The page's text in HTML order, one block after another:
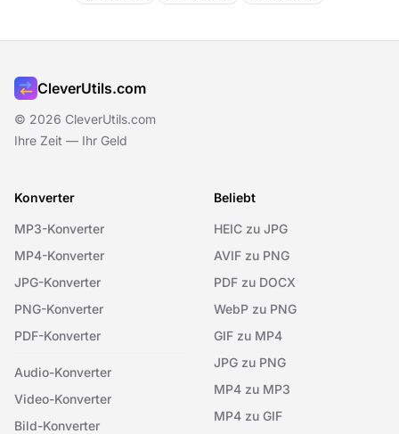
CleverUtils.com
© 2026 CleverUtils.com
Ihre Zeit — Ihr Geld
Konverter
MP3-Konverter
MP4-Konverter
JPG-Konverter
PNG-Konverter
PDF-Konverter
Audio-Konverter
Video-Konverter
Bild-Konverter
Beliebt
HEIC zu JPG
AVIF zu PNG
PDF zu DOCX
WebP zu PNG
GIF zu MP4
JPG zu PNG
MP4 zu MP3
MP4 zu GIF